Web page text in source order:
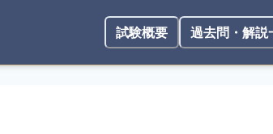
試験概要 過去問・解説